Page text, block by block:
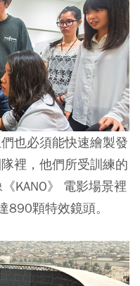
也必須能快速繪製發
裡，他們所受訓練的
KANO》 電影場景裡
890顆特效鏡頭。